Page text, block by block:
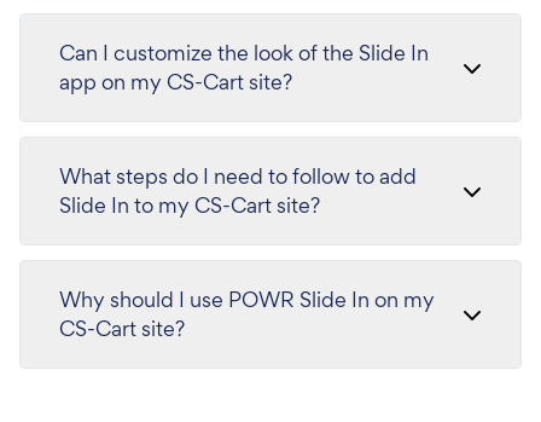
Can I customize the look of the Slide In
app on my CS-Cart site?
What steps do I need to follow to add
Slide In to my CS-Cart site?
Why should I use POWR Slide In on my
CS-Cart site?